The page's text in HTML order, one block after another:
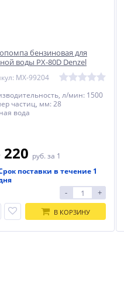
бензиновая для
воды PX-80D Denzel
MX-99204
л/мин: 1500
частиц, мм: 28
вода
220 руб. за 1
поставки в течение 1
- +
В КОРЗИНУ